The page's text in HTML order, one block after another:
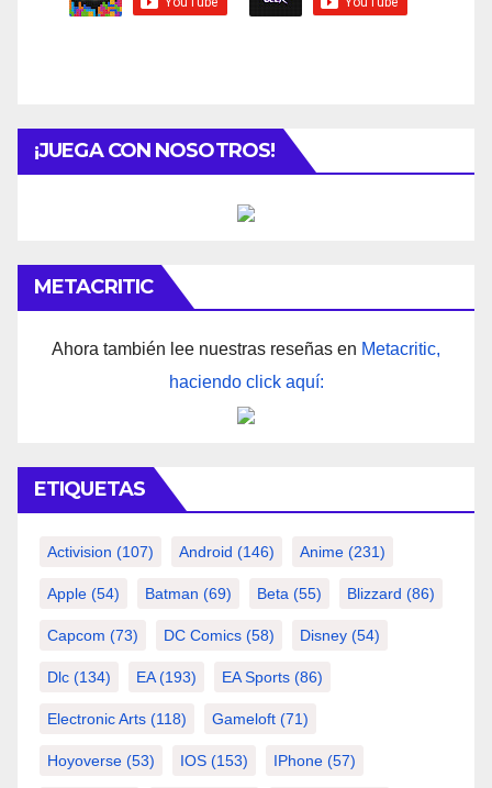
¡JUEGA CON NOSOTROS!
METACRITIC
Ahora también lee nuestras reseñas en Metacritic,
haciendo click aquí:
ETIQUETAS
Activision (107) Android (146) Anime (231)
Apple (54) Batman (69) Beta (55) Blizzard (86)
Capcom (73) DC Comics (58) Disney (54)
Dlc (134) EA(193) EA Sports (86)
Electronic Arts (118) Gameloft (71)
Hoyoverse (53) IOS (153) IPhone (57)